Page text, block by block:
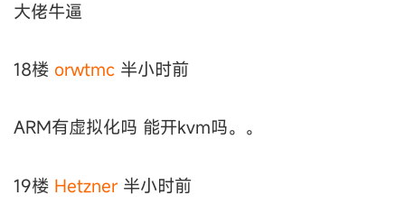
大佬牛逼
18楼 orwtmc 半小时前
ARM有虚拟化吗 能开kvm吗。。
19楼 Hetzner 半小时前